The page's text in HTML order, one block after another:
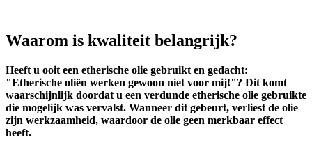
Waarom is kwaliteit belangrijk?
Heeft u ooit een etherische olie gebruikt en gedacht:
"Etherische oliën werken gewoon niet voor mij!"? Dit komt
waarschijnlijk doordat u een verdunde etherische olie gebruikte
die mogelijk was vervalst. Wanneer dit gebeurt, verliest de olie
zijn werkzaamheid, waardoor de olie geen merkbaar effect
heeft.